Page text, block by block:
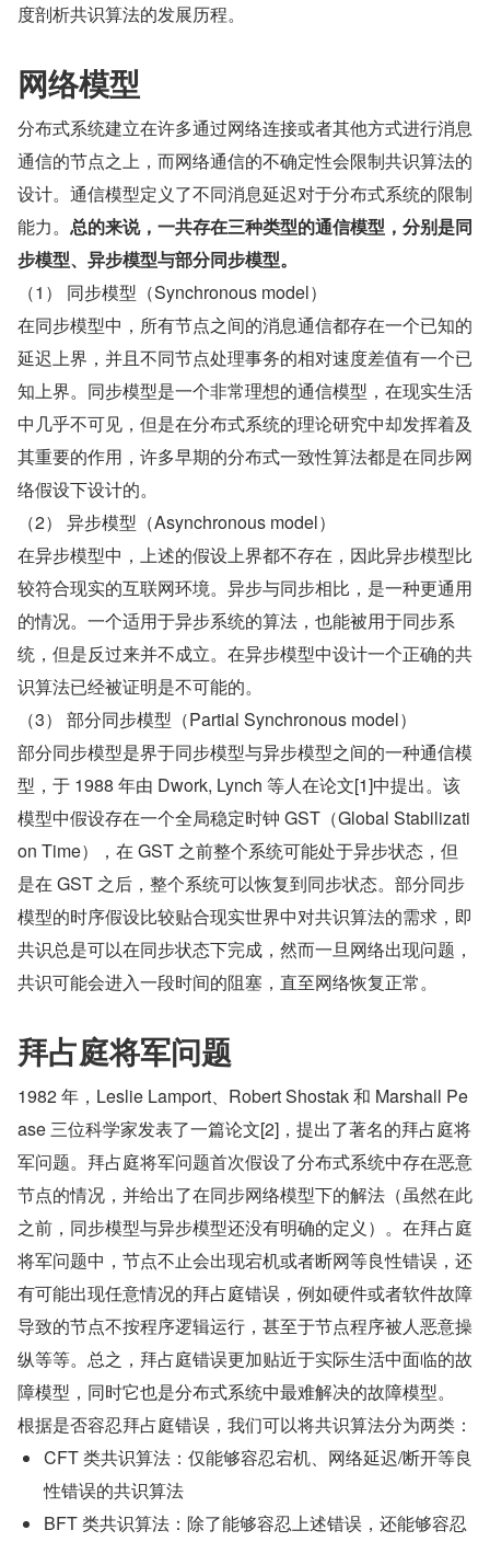
度剖析共识算法的发展历程。
网络模型
分布式系统建立在许多通过网络连接或者其他方式进行消息
通信的节点之上，而网络通信的不确定性会限制共识算法的
设计。通信模型定义了不同消息延迟对于分布式系统的限制
能力。 总的来说，一共存在三种类型的通信模型，分别是同
步模型、异步模型与部分同步模型。
（1） 同步模型（Synchronous model）
在同步模型中，所有节点之间的消息通信都存在一个已知的
延迟上界，并且不同节点处理事务的相对速度差值有一个已
知上界。同步模型是一个非常理想的通信模型，在现实生活
中几乎不可见，但是在分布式系统的理论研究中却发挥着及
其重要的作用，许多早期的分布式一致性算法都是在同步网
络假设下设计的。
（2） 异步模型（Asynchronous model）
在异步模型中，上述的假设上界都不存在，因此异步模型比
较符合现实的互联网环境。异步与同步相比，是一种更通用
的情况。一个适用于异步系统的算法，也能被用于同步系
统，但是反过来并不成立。在异步模型中设计一个正确的共
识算法已经被证明是不可能的。
（3） 部分同步模型（Partial Synchronous model）
部分同步模型是界于同步模型与异步模型之间的一种通信模
型，于 1988 年由 Dwork, Lynch 等人在论文[1]中提出。该
模型中假设存在一个全局稳定时钟 GST（Global Stabilizati
on Time），在 GST 之前整个系统可能处于异步状态，但
是在 GST 之后，整个系统可以恢复到同步状态。部分同步
模型的时序假设比较贴合现实世界中对共识算法的需求，即
共识总是可以在同步状态下完成，然而一旦网络出现问题，
共识可能会进入一段时间的阻塞，直至网络恢复正常。
拜占庭将军问题
1982 年，Leslie Lamport、Robert Shostak 和 Marshall Pe
ase 三位科学家发表了一篇论文[2]，提出了著名的拜占庭将
军问题。拜占庭将军问题首次假设了分布式系统中存在恶意
节点的情况，并给出了在同步网络模型下的解法（虽然在此
之前，同步模型与异步模型还没有明确的定义）。在拜占庭
将军问题中，节点不止会出现宕机或者断网等良性错误，还
有可能出现任意情况的拜占庭错误，例如硬件或者软件故障
导致的节点不按程序逻辑运行，甚至于节点程序被人恶意操
纵等等。总之，拜占庭错误更加贴近于实际生活中面临的故
障模型，同时它也是分布式系统中最难解决的故障模型。
根据是否容忍拜占庭错误，我们可以将共识算法分为两类：
CFT 类共识算法：仅能够容忍宕机、网络延迟/断开等良
性错误的共识算法
BFT 类共识算法：除了能够容忍上述错误，还能够容忍